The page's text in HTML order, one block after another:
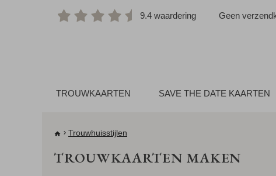
9.4 waardering Geen
TROUWKAARTEN SAVE THE DATE KAARTEN
Trouwhuisstijlen
TROUWKAARTEN MAKEN